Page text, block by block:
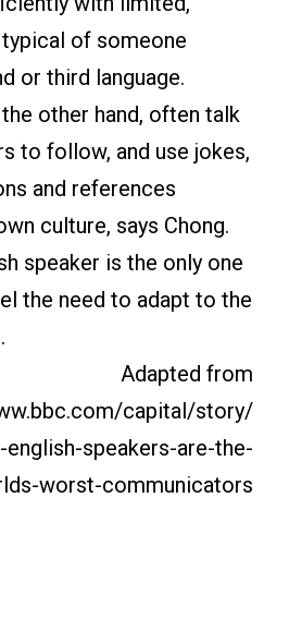
of someone
or third language.
other hand, often talk
to follow, and use jokes,
and references
culture, says Chong.
speaker is the only one
the need to adapt to the
Adapted from
capital/story/
speakers-are-the-
worst-communicators